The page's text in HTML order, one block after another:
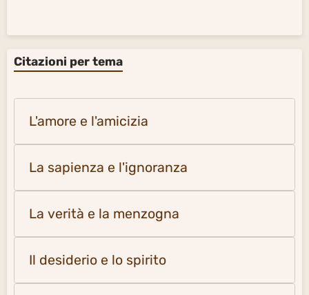
Citazioni per tema
L'amore e l'amicizia
La sapienza e l'ignoranza
La verità e la menzogna
Il desiderio e lo spirito